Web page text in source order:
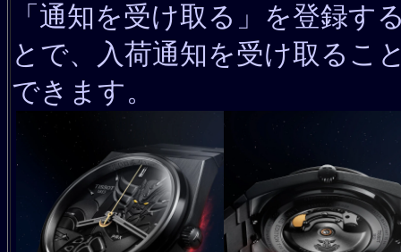
「通知を受け取る」を登録す
とで、入荷通知を受け取るこ
できます。